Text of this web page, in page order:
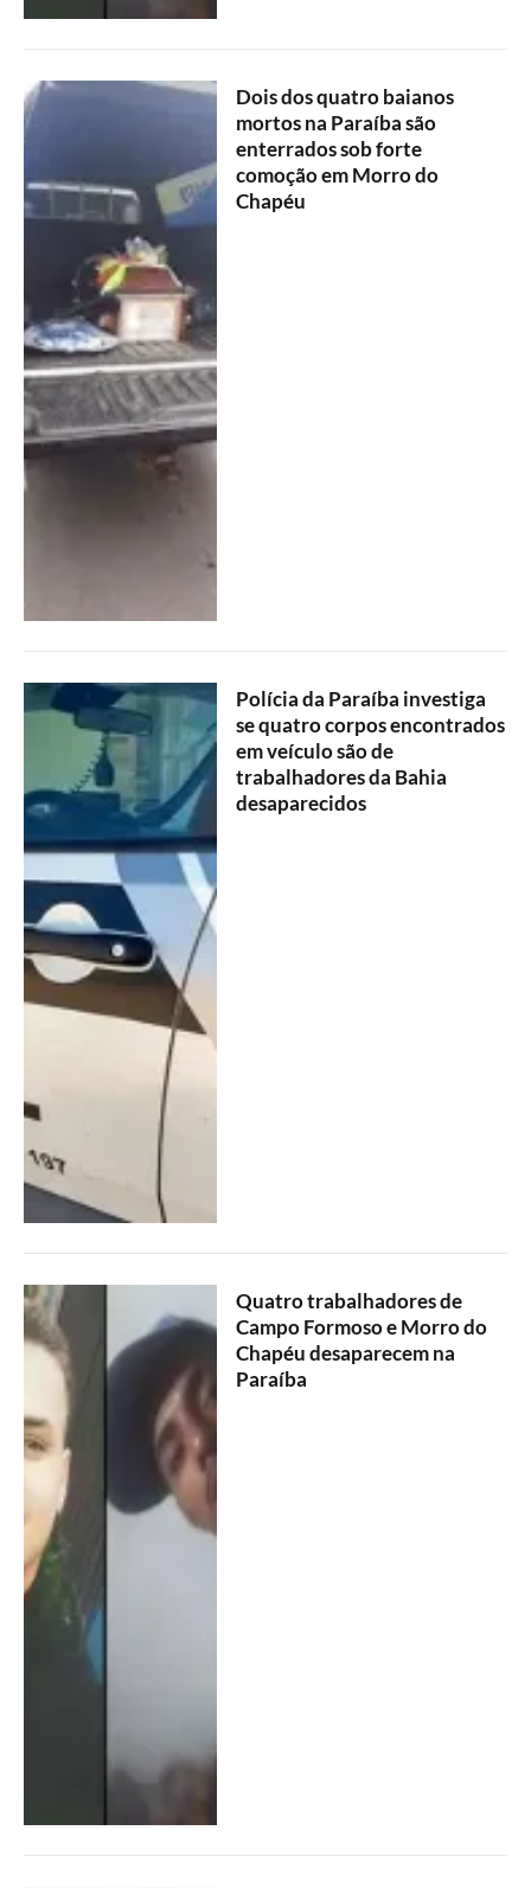
Dois dos quatro baianos
mortos na Paraíba são
enterrados sob forte
comoção em Morro do
Chapéu
Polícia da Paraíba investiga
se quatro corpos encontrados
em veículo são de
trabalhadores da Bahia
desaparecidos
Quatro trabalhadores de
Campo Formoso e Morro do
Chapéu desaparecem na
Paraíba